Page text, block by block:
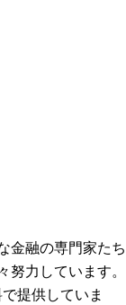
金融の専門家たち
力しています。
提供していま